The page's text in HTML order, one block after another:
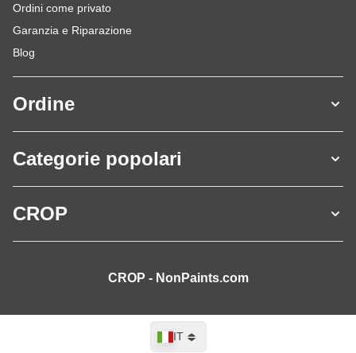
Ordini come privato
Garanzia e Riparazione
Blog
Ordine
Categorie popolari
CROP
CROP - NonPaints.com
Lingua
IT